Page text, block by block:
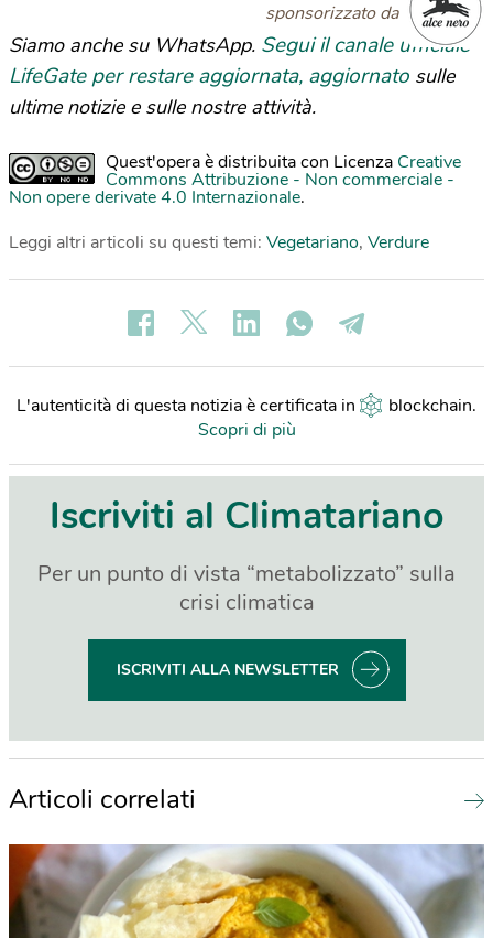
sponsorizzato da
Siamo anche su WhatsApp. Segui il canale ufficiale
LifeGate per restare aggiornata, aggiornato sulle
ultime notizie e sulle nostre attività.
Quest'opera è distribuita con Licenza Creative
Commons Attribuzione - Non commerciale -
Non opere derivate 4.0 Internazionale.
Leggi altri articoli su questi temi: Vegetariano, Verdure
L'autenticità di questa notizia è certificata in blockchain.
Scopri di più
Iscriviti al Climatariano
Per un punto di vista “metabolizzato” sulla
crisi climatica
ISCRIVITI ALLA NEWSLETTER
Articoli correlati